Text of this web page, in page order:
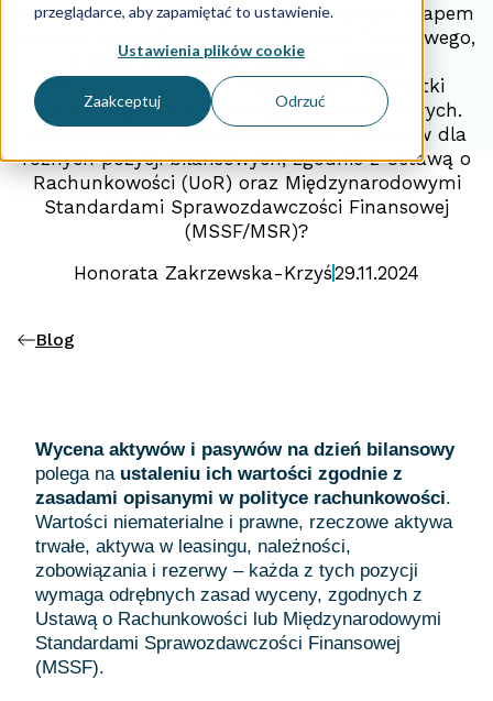
przeglądarce, aby zapamiętać to ustawienie.
Ustawienia plików cookie
Zaakceptuj Odrzuć
Wycena aktywów i pasywów jest ważnym etapem
procesu sporządzania sprawozdania finansowego,
mającym zapewnić rzetelną i zgodną z
faktycznym stanem majątkowym jednostki
prezentację danych w księgach rachunkowych.
Jakie są zasady wyceny aktywów i pasywów dla
różnych pozycji bilansowych, zgodnie z Ustawą o
Rachunkowości (UoR) oraz Międzynarodowymi
Standardami Sprawozdawczości Finansowej
(MSSF/MSR)?
Honorata Zakrzewska-Krzyś29.11.2024
Blog
Wycena aktywów i pasywów na dzień bilansowy
polega na ustaleniu ich wartości zgodnie z
zasadami opisanymi w polityce rachunkowości.
Wartości niematerialne i prawne, rzeczowe aktywa
trwałe, aktywa w leasingu, należności,
zobowiązania i rezerwy – każda z tych pozycji
wymaga odrębnych zasad wyceny, zgodnych z
Ustawą o Rachunkowości lub Międzynarodowymi
Standardami Sprawozdawczości Finansowej
(MSSF).